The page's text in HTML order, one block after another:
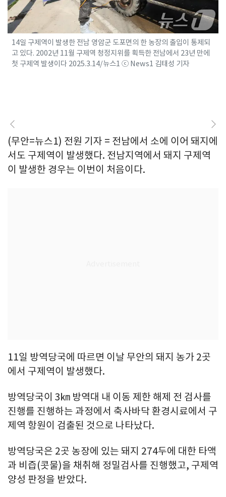
14일 구제역이 발생한 전남 영암군 도포면의 한 농장의 출입이 통제되
고 있다. 2002년 11월 구제역 청정지위를 획득한 전남에서 23년 만에
첫 구제역 발생이다 2025.3.14/뉴스1 ⓒ News1 김태성 기자
(무안=뉴스1) 전원 기자 = 전남에서 소에 이어 돼지에
서도 구제역이 발생했다. 전남지역에서 돼지 구제역
이 발생한 경우는 이번이 처음이다.
11일 방역당국에 따르면 이날 무안의 돼지 농가 2곳
에서 구제역이 발생했다.
방역당국이 3㎞ 방역대 내 이동 제한 해제 전 검사를
진행를 진행하는 과정에서 축사바닥 환경시료에서 구
제역 항원이 검출된 것으로 나타났다.
방역당국은 2곳 농장에 있는 돼지 274두에 대한 타액
과 비즙(콧물)을 채취해 정밀검사를 진행했고, 구제역
양성 판정을 받았다.